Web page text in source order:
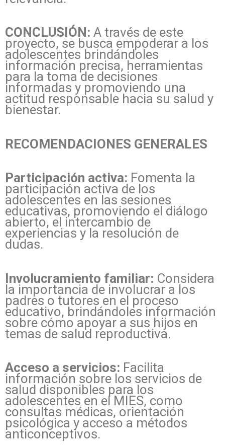
CONCLUSIÓN: A través de este
proyecto, se busca empoderar a los
adolescentes brindándoles
información precisa, herramientas
para la toma de decisiones
informadas y promoviendo una
actitud responsable hacia su salud y
bienestar.
RECOMENDACIONES GENERALES
Participación activa: Fomenta la
participación activa de los
adolescentes en las sesiones
educativas, promoviendo el diálogo
abierto, el intercambio de
experiencias y la resolución de
dudas.
Involucramiento familiar: Considera
la importancia de involucrar a los
padres o tutores en el proceso
educativo, brindándoles información
sobre cómo apoyar a sus hijos en
temas de salud reproductiva.
Acceso a servicios: Facilita
información sobre los servicios de
salud disponibles para los
adolescentes en el MIES, como
consultas médicas, orientación
psicológica y acceso a métodos
anticonceptivos.